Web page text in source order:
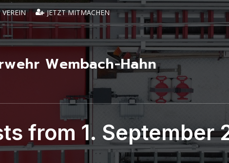
VEREIN JETZT MITMACHEN
Wembach-Hahn
from 1. September